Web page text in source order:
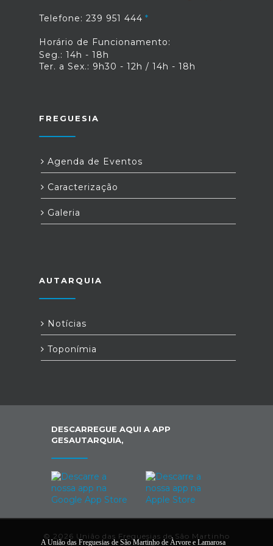
Ministério dos Negócios Estrangeiros e
vão, no futuro, criar quiosques
biométricos.Com estes quiosques de
atendimento self-service, deixa de ser
Justiça
Telefone: 239 951 444
Horário de Funcionamento:
Seg.: 14h - 18h
Ter. a Sex.: 9h30 - 12h / 14h - 18h
FREGUESIA
Agenda de Eventos
Caracterização
Galeria
AUTARQUIA
Notícias
Toponímia
DESCARREGUE AQUI A APP
GESAUTARQUIA,
© 2026 União das Freguesias de São Martinho
A União das Freguesias de São Martinho de Àrvore e Lamarosa